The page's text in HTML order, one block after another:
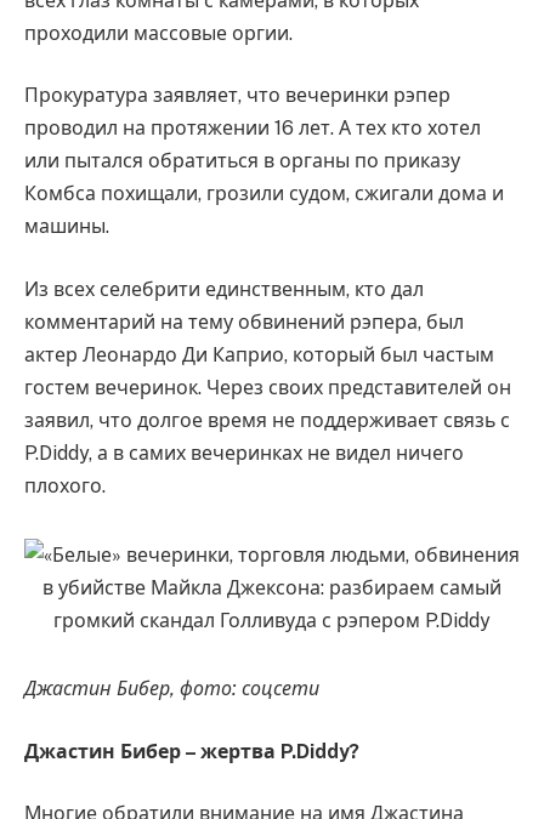
проходили массовые оргии.
Прокуратура заявляет, что вечеринки рэпер
проводил на протяжении 16 лет. А тех кто хотел
или пытался обратиться в органы по приказу
Комбса похищали, грозили судом, сжигали дома и
машины.
Из всех селебрити единственным, кто дал
комментарий на тему обвинений рэпера, был
актер Леонардо Ди Каприо, который был частым
гостем вечеринок. Через своих представителей он
заявил, что долгое время не поддерживает связь с
P.Diddy, а в самих вечеринках не видел ничего
плохого.
Джастин Бибер, фото: соцсети
Джастин Бибер – жертва P.Diddy?
Многие обратили внимание на имя Джастина